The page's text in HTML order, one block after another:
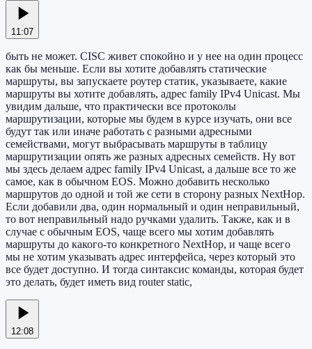
11:07
быть не может. CISC живет спокойно и у нее на один процесс
как бы меньше. Если вы хотите добавлять статические
маршруты, вы запускаете роутер статик, указываете, какие
маршруты вы хотите добавлять, адрес family IPv4 Unicast. Мы
увидим дальше, что практически все протоколы
маршрутизации, которые мы будем в курсе изучать, они все
будут так или иначе работать с разными адресными
семействами, могут выбрасывать маршруты в таблицу
маршрутизации опять же разных адресных семейств. Ну вот
мы здесь делаем адрес family IPv4 Unicast, а дальше все то же
самое, как в обычном EOS. Можно добавить несколько
маршрутов до одной и той же сети в сторону разных NextHop.
Если добавили два, один нормальный и один неправильный,
то вот неправильный надо ручками удалить. Также, как и в
случае с обычным EOS, чаще всего мы хотим добавлять
маршруты до какого-то конкретного NextHop, и чаще всего
мы не хотим указывать адрес интерфейса, через который это
все будет доступно. И тогда синтаксис команды, которая будет
это делать, будет иметь вид router static,
12:08